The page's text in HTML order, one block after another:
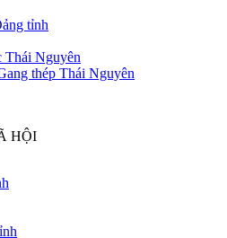
tỉnh
Nguyên
thép Thái Nguyên
HỘI